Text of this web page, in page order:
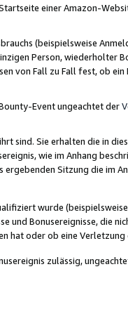
einer Amazon-
(beispielsweise
Person, wiederholter
von Fall zu Fall fest, ob ein
Event ungeachtet der
sind. Sie erhalten die in
wie im Anhang
Sitzung die im
wurde
und Bonusereignisse, die
hat oder ob eine Verletzung
zulässig,